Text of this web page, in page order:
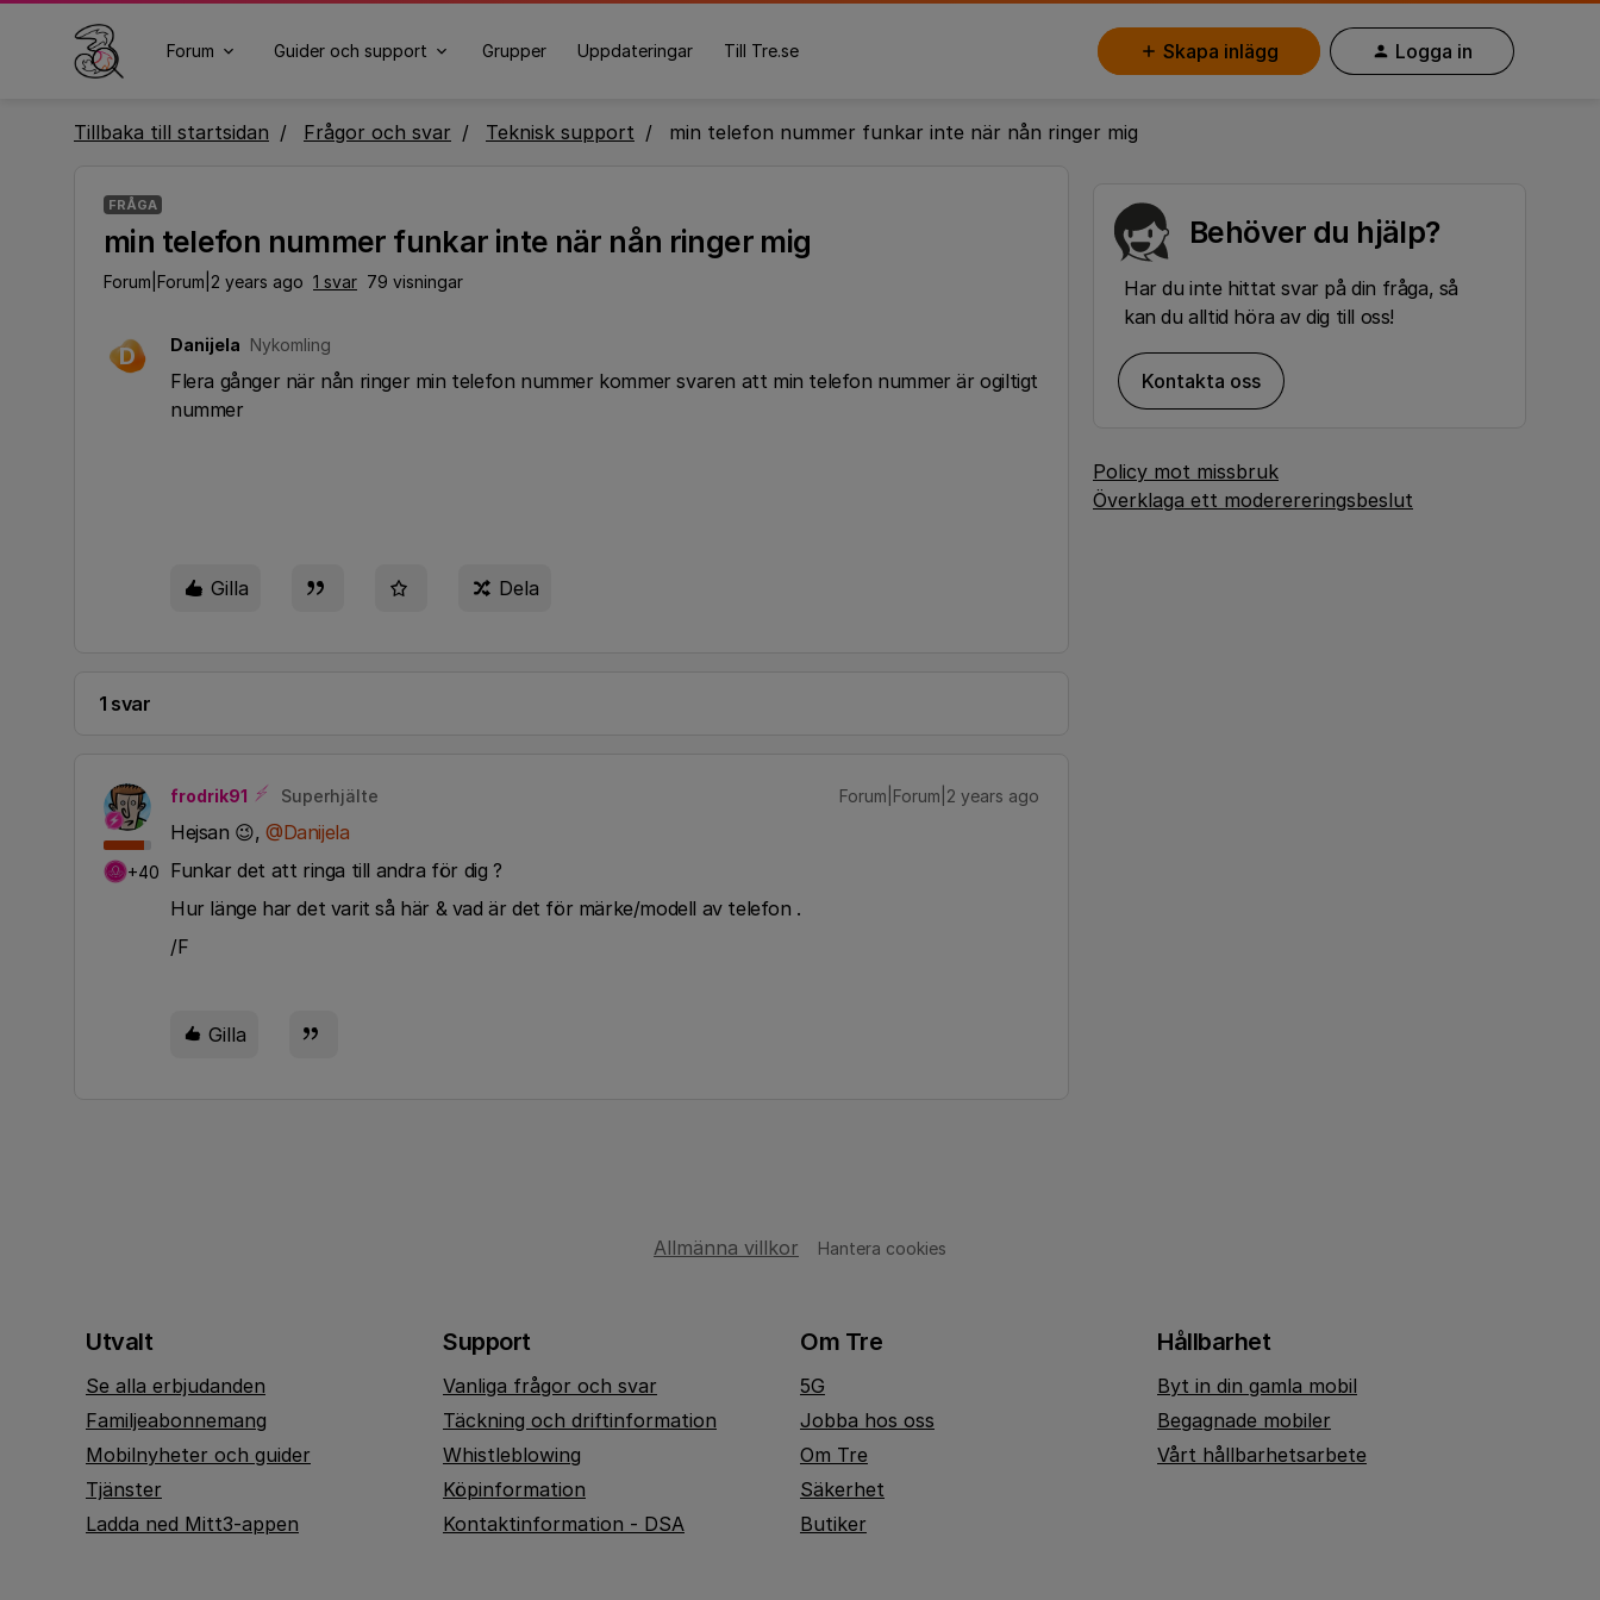
Forum Guider och support Grupper Uppdateringar Till Tre.se Skapa inlägg Logga in
Tillbaka till startsidan Frågor och svar Teknisk support min telefon nummer funkar inte när nån ringer mig
FRÅGA
min telefon nummer funkar inte när nån ringer mig
Forum|Forum|2 years ago 1 svar 79 visningar
D Danijela Nykomling
Flera gånger när nån ringer min telefon nummer kommer svaren att min telefon nummer är ogiltigt
nummer
Gilla Dela
1 svar
+40
frodrik91 Superhjälte Forum|Forum|2 years ago
Hejsan 😉, @Danijela
Funkar det att ringa till andra för dig ?
Hur länge har det varit så här & vad är det för märke/modell av telefon .
/F
Gilla
Behöver du hjälp?
Har du inte hittat svar på din fråga, så
kan du alltid höra av dig till oss!
Kontakta oss
Policy mot missbruk
Överklaga ett moderereringsbeslut
Allmänna villkor Hantera cookies
Utvalt
Se alla erbjudanden
Familjeabonnemang
Mobilnyheter och guider
Tjänster
Ladda ned Mitt3-appen
Support
Vanliga frågor och svar
Täckning och driftinformation
Whistleblowing
Köpinformation
Kontaktinformation - DSA
Om Tre
5G
Jobba hos oss
Om Tre
Säkerhet
Butiker
Hållbarhet
Byt in din gamla mobil
Begagnade mobiler
Vårt hållbarhetsarbete